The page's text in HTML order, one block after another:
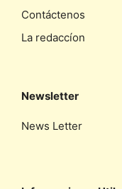
Contáctenos
La redaccíon
Newsletter
News Letter